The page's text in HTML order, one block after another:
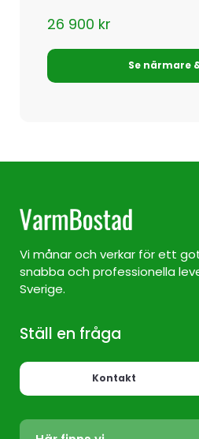
26 900 kr
Se närmare
Vi månar och verkar för ett
snabba och professionella
Sverige.
Ställ en fråga
Kontakt